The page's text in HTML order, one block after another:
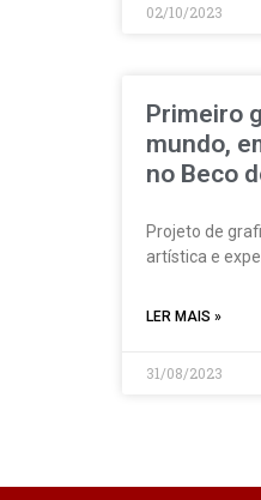
02/10/2023
Primeiro
mundo,
no Beco
Projeto de
artística e
LER MAIS »
31/08/2023